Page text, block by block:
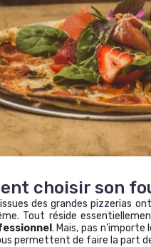
choisir son
des grandes pizzerias
Tout réside
. Mais, pas
permettent de faire la part